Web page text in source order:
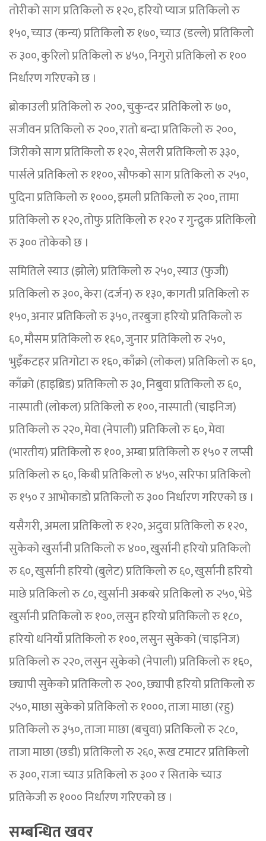
तोरीको साग प्रतिकिलो रु १२०, हरियो प्याज प्रतिकिलो रु
१५०, च्याउ (कन्य) प्रतिकिलो रु १७०, च्याउ (डल्ले) प्रतिकिलो
रु ३००, कुरिलो प्रतिकिलो रु ४५०, निगुरो प्रतिकिलो रु १००
निर्धारण गरिएको छ ।
ब्रोकाउली प्रतिकिलो रु २००, चुकुन्दर प्रतिकिलो रु ७०,
सजीवन प्रतिकिलो रु २००, रातो बन्दा प्रतिकिलो रु २००,
जिरीको साग प्रतिकिलो रु १२०, सेलरी प्रतिकिलो रु ३३०,
पार्सले प्रतिकिलो रु ११००, सौफको साग प्रतिकिलो रु २५०,
पुदिना प्रतिकिलो रु १०००, इमली प्रतिकिलो रु २००, तामा
प्रतिकिलो रु १२०, तोफु प्रतिकिलो रु १२० र गुन्द्रुक प्रतिकिलो
रु ३०० तोकेकोे छ ।
समितिले स्याउ (झोले) प्रतिकिलो रु २५०, स्याउ (फुजी)
प्रतिकिलो रु ३००, केरा (दर्जन) रु १३०, कागती प्रतिकिलो रु
१५०, अनार प्रतिकिलो रु ३५०, तरबुजा हरियो प्रतिकिलो रु
६०, मौसम प्रतिकिलो रु १६०, जुनार प्रतिकिलो रु २५०,
भुइँकटहर प्रतिगोटा रु १६०, काँक्रो (लोकल) प्रतिकिलो रु ६०,
काँक्रो (हाइब्रिड) प्रतिकिलो रु ३०, निबुवा प्रतिकिलो रु ६०,
नास्पाती (लोकल) प्रतिकिलो रु १००, नास्पाती (चाइनिज)
प्रतिकिलो रु २२०, मेवा (नेपाली) प्रतिकिलो रु ६०, मेवा
(भारतीय) प्रतिकिलो रु १००, अम्बा प्रतिकिलो रु १५० र लप्सी
प्रतिकिलो रु ६०, किबी प्रतिकिलो रु ४५०, सरिफा प्रतिकिलो
रु १५० र आभोकाडो प्रतिकिलो रु ३०० निर्धारण गरिएको छ ।
यसैगरी, अमला प्रतिकिलो रु १२०, अदुवा प्रतिकिलो रु १२०,
सुकेको खुर्सानी प्रतिकिलो रु ४००, खुर्सानी हरियो प्रतिकिलो
रु ६०, खुर्सानी हरियो (बुलेट) प्रतिकिलो रु ६०, खुर्सानी हरियो
माछे प्रतिकिलो रु ८०, खुर्सानी अकबरे प्रतिकिलो रु २५०, भेडे
खुर्सानी प्रतिकिलो रु १००, लसुन हरियो प्रतिकिलो रु १८०,
हरियो धनियाँ प्रतिकिलो रु १००, लसुन सुकेको (चाइनिज)
प्रतिकिलो रु २२०, लसुन सुकेको (नेपाली) प्रतिकिलो रु १६०,
छ्यापी सुकेको प्रतिकिलो रु २००, छ्यापी हरियो प्रतिकिलो रु
२५०, माछा सुकेको प्रतिकिलो रु १०००, ताजा माछा (रहु)
प्रतिकिलो रु ३५०, ताजा माछा (बचुवा) प्रतिकिलो रु २८०,
ताजा माछा (छडी) प्रतिकिलो रु २६०, रूख टमाटर प्रतिकिलो
रु ३००, राजा च्याउ प्रतिकिलो रु ३०० र सिताके च्याउ
प्रतिकेजी रु १००० निर्धारण गरिएको छ ।
सम्बन्धित खवर